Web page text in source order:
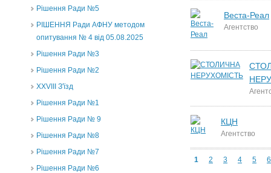
Рішення Ради №5
РІШЕННЯ Ради АФНУ методом
опитування № 4 від 05.08.2025
Рішення Ради №3
Рішення Ради №2
XXVIII З'їзд
Рішення Ради №1
Рішення Ради № 9
Рішення Ради №8
Рішення Ради №7
Рішення Ради №6
Веста-Реал
Агентство
КЦН
Агентство
1 2 3 4 5 6